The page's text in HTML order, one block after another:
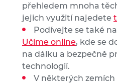
přehledem mnoha
jejich využití najedete
Podívejte se také na
Učíme online, kde se
na dálku a bezpečně
technologií.
V některých